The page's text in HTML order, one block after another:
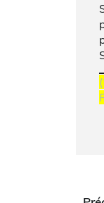
(